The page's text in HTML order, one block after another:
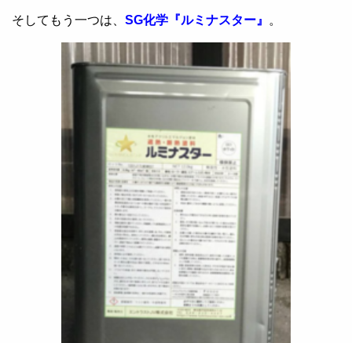
そしてもう一つは、 SG化学『ルミナスター』 。